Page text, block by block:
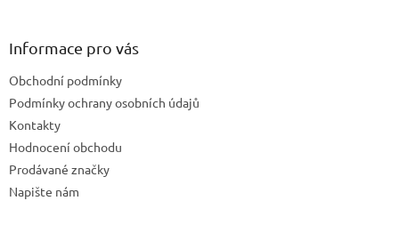
Informace pro vás
Obchodní podmínky
Podmínky ochrany osobních údajů
Kontakty
Hodnocení obchodu
Prodávané značky
Napište nám